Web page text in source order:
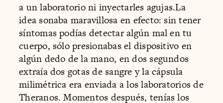
a un laboratorio ni inyectarles agujas.La
idea sonaba maravillosa en efecto: sin tener
síntomas podías detectar algún mal en tu
cuerpo, sólo presionabas el dispositivo en
algún dedo de la mano, en dos segundos
extraía dos gotas de sangre y la cápsula
milimétrica era enviada a los laboratorios de
Theranos. Momentos después, tenías los